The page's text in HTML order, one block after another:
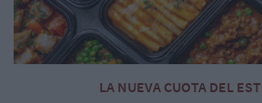
LA NUEVA CUOTA DEL